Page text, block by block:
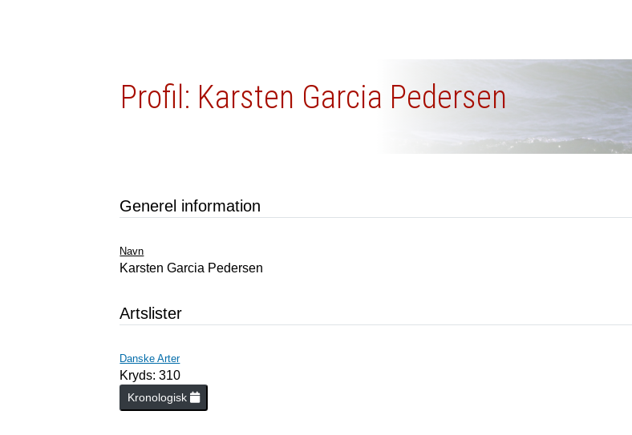
Profil: Karsten Garcia Pedersen
Generel information
Navn
Karsten Garcia Pedersen
Artslister
Danske Arter
Kryds: 310
Kronologisk